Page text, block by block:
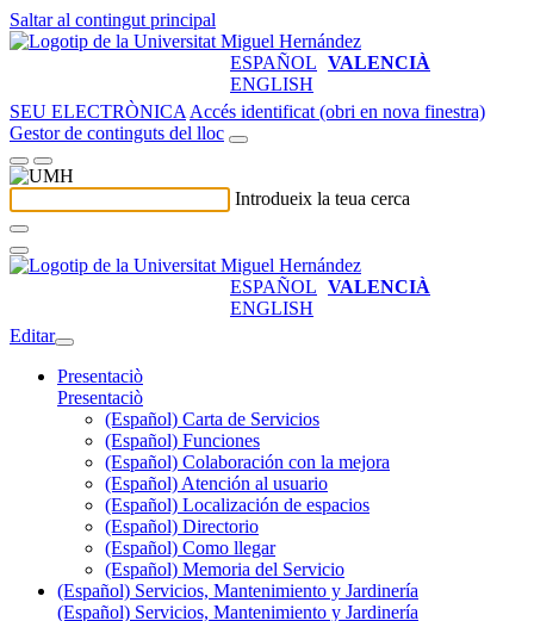
Saltar al contingut principal
ESPAÑOL VALENCIÀ
ENGLISH
SEU ELECTRÒNICA Accés identificat (obri en nova finestra)
Gestor de continguts del lloc
Introdueix la teua cerca
ESPAÑOL VALENCIÀ
ENGLISH
Editar
Presentaciò
Presentaciò
(Español) Carta de Servicios
(Español) Funciones
(Español) Colaboración con la mejora
(Español) Atención al usuario
(Español) Localización de espacios
(Español) Directorio
(Español) Como llegar
(Español) Memoria del Servicio
(Español) Servicios, Mantenimiento y Jardinería
(Español) Servicios, Mantenimiento y Jardinería